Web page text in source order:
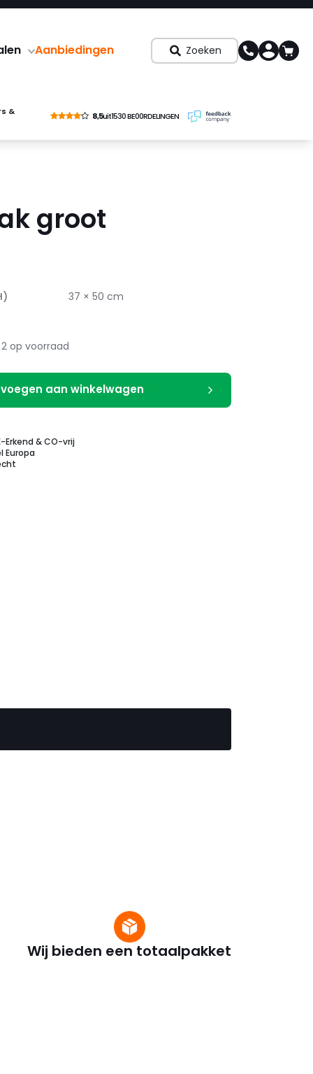
Aanbiedingen Zoeken
&
8,5uit1530 BE00RDELINGEN
groot
37 × 50 cm
2 op voorraad
aan winkelwagen
Erkend & CO-vrij
Europa
Wij bieden een totaalpakket